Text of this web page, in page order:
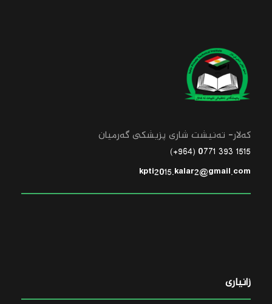
کەلار- تەنیشت شاری پزیشکی گەرمیان
1515 393 0771 (964+)
kpti2015.kalar2@gmail.com
زانیاری